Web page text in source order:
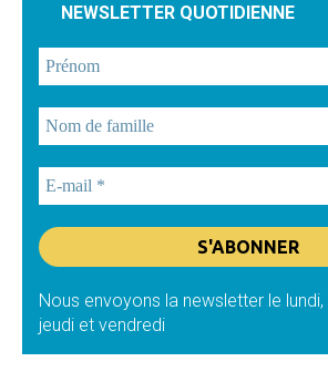
NEWSLETTER QUOTIDIENNE
Nous envoyons la newsletter le
jeudi et vendredi